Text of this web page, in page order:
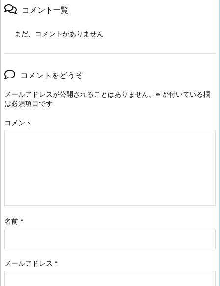
コメント一覧
まだ、コメントがありません
コメントをどうぞ
メールアドレスが公開されることはありません。 ※ が付いている欄
は必須項目です
コメント
名前 *
メールアドレス *